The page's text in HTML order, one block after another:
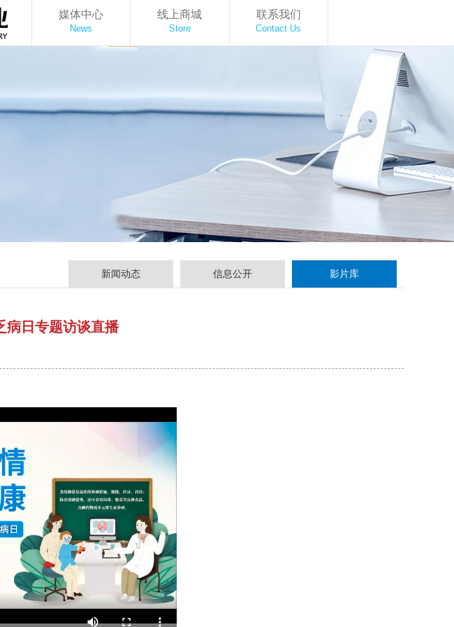
媒体中心
News
线上商城
Store
联系我们
Contact Us
新闻动态 信息公开 影片库
病日专题访谈直播